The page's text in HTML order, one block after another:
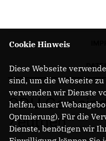
CDU
Zeuthen
Cookie Hinweis
Diese Webseite
sind, um die Webseite
verwenden wir Dienste
helfen, unser
Optmierung). Für die
Dienste, benötigen wir